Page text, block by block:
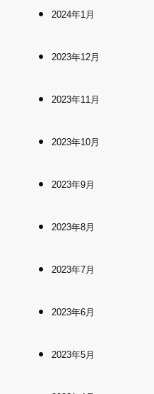
2024年1月
2023年12月
2023年11月
2023年10月
2023年9月
2023年8月
2023年7月
2023年6月
2023年5月